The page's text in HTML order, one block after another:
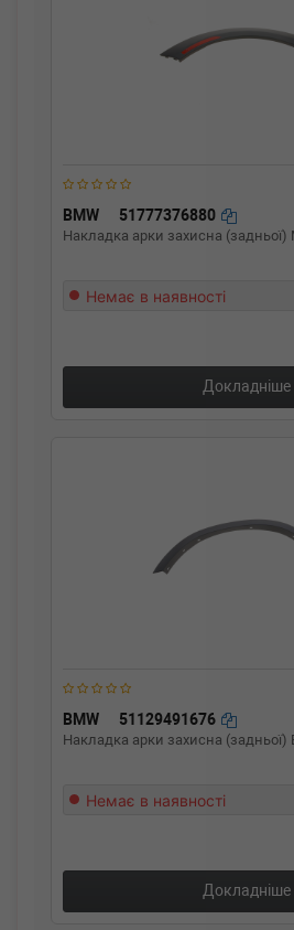
BMW 51777376880
Накладка арки захисна (задньої)
Немає в наявності
Докладніше
BMW 51129491676
Накладка арки захисна (задньої)
Немає в наявності
Докладніше